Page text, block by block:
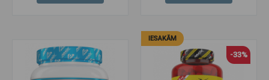
IESAKĀM
-33%